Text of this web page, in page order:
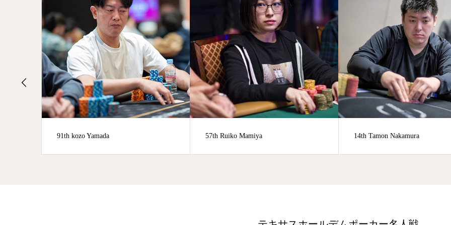
57th Ruiko Mamiya 14th Tamon Nakamura 63rd Kenichi Takarabe